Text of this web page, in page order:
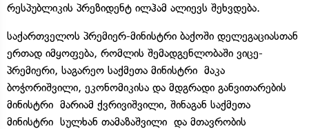
რესპუბლიკის პრეზიდენტ ილჰამ ალიევს შეხვდება.
საქართველოს პრემიერ-მინისტრი ბაქოში დელეგაციასთან
ერთად იმყოფება, რომლის შემადგენლობაში ვიცე-
პრემიერი, საგარეო საქმეთა მინისტრი მაკა
ბოჭორიშვილი, ეკონომიკისა და მდგრადი განვითარების
მინისტრი მარიამ ქვრივიშვილი, შინაგან საქმეთა
მინისტრი სულხან თამაზაშვილი და მთავრობის